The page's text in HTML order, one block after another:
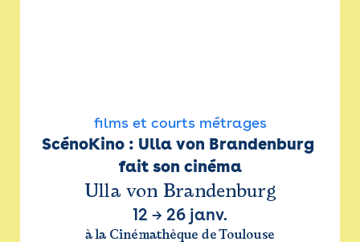
films et courts métrages
ScénoKino : Ulla von Brandenburg
fait son cinéma
Ulla von Brandenburg
12 → 26 janv.
à la Cinémathèque de Toulouse